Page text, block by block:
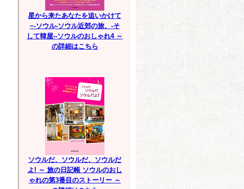
星から来たあなたを追いかけて
−-ソウル-ソウル近郊の旅、-そ
して韓屋--ソウルのおしゃれ4 ～
の詳細はこちら
ソウルだ、ソウルだ、ソウルだ
よ! ～ 旅の日記帳 ソウルのおし
ゃれの第3番目のストーリー ～